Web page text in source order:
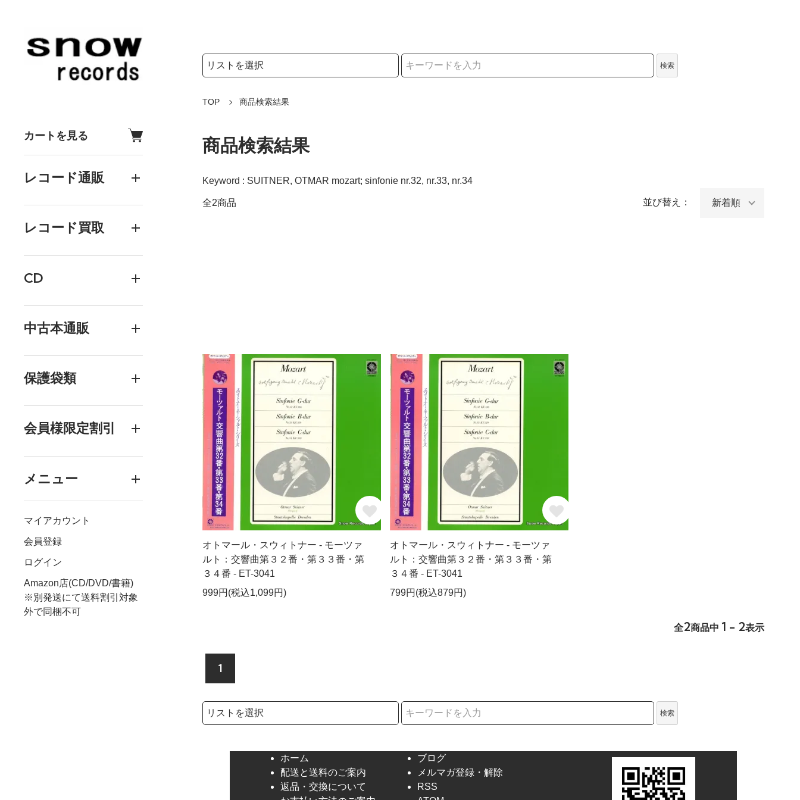
カートを見る
レコード通販
レコード買取
CD
中古本通販
保護袋類
会員様限定割引
メニュー
マイアカウント
会員登録
ログイン
Amazon店(CD/DVD/書籍)
※別発送にて送料割引対象
外で同梱不可
検索リストの選択
検索
TOP 商品検索結果
商品検索結果
Keyword : SUITNER, OTMAR mozart; sinfonie nr.32, nr.33, nr.34
全2商品 並び替え：
オトマール・スウィトナー - モーツァ
ルト：交響曲第３２番・第３３番・第
３４番 - ET-3041
999円(税込1,099円)
オトマール・スウィトナー - モーツァ
ルト：交響曲第３２番・第３３番・第
３４番 - ET-3041
799円(税込879円)
全2商品中 1 - 2表示
1
検索リストの選択
検索
ホーム
配送と送料のご案内
返品・交換について
ブログ
メルマガ登録・解除
RSS